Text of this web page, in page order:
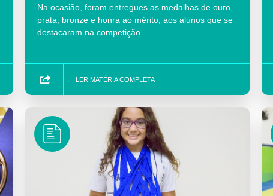
Na ocasião, foram entregues as medalhas de ouro,
prata, bronze e honra ao mérito, aos alunos que se
destacaram na competição
LER MATÉRIA COMPLETA